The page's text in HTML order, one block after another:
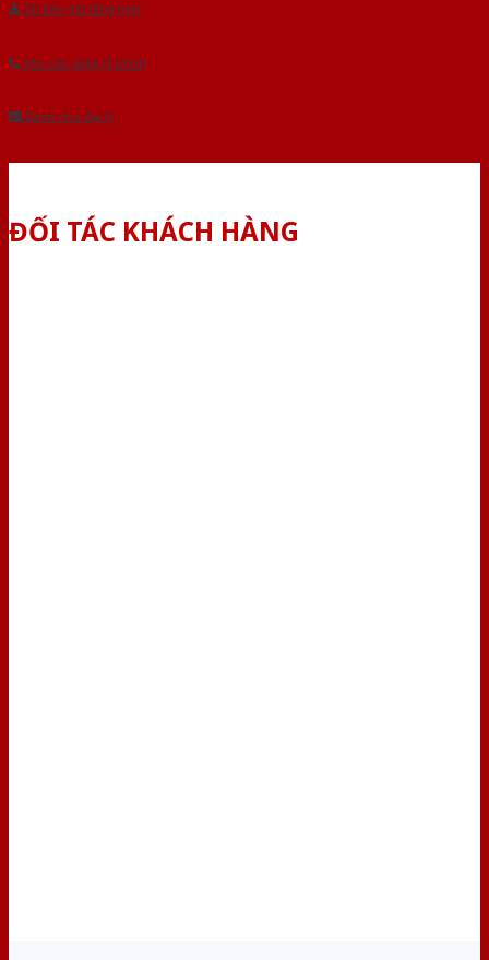
Tải báo giá tổng hợp
Yêu cầu gọi lại (3 phút)
Dành cho đại lý
ĐỐI TÁC KHÁCH HÀNG